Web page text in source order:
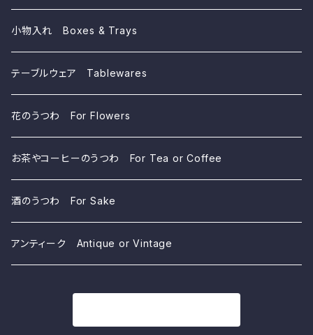
小物入れ Boxes & Trays
テーブルウェア Tablewares
花のうつわ For Flowers
お茶やコーヒーのうつわ For Tea or Coffee
酒のうつわ For Sake
アンティーク Antique or Vintage